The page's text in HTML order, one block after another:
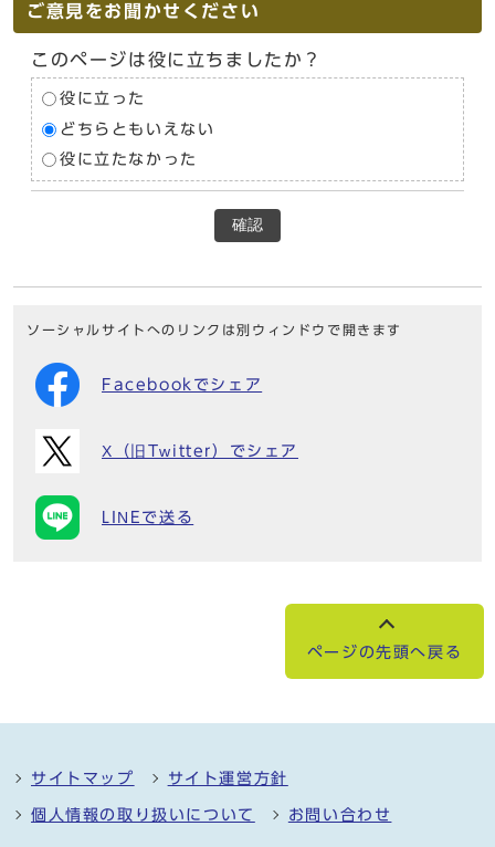
ご意見をお聞かせください
このページは役に立ちましたか？
役に立った
どちらともいえない
役に立たなかった
確認
ソーシャルサイトへのリンクは別ウィンドウで開きます
Facebookでシェア
X（旧Twitter）でシェア
LINEで送る
ページの先頭へ戻る
サイトマップ サイト運営方針
個人情報の取り扱いについて お問い合わせ